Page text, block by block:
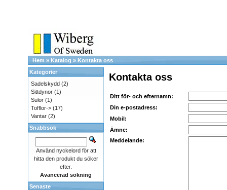
Hem » Katalog » Kontakta oss
Kontakta oss
Ditt för- och efternamn:
Din e-postadress:
Mobil:
Ämne:
Meddelande:
Kategorier
Sadelskydd (2)
Sittdynor (1)
Sulor (1)
Tofflor-> (17)
Vantar (2)
Snabbsök
Använd nyckelord för att
hitta den produkt du söker
efter.
Avancerad sökning
Senaste